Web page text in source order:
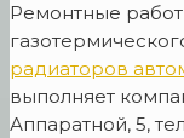
Ремонтные
радиаторов
выполняет
Аппаратной, 5,